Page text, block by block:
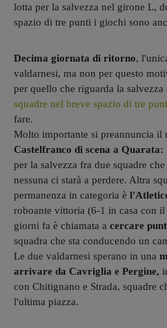
lotta per la salvezza nel girone L,
spazio di tre punti i giochi sono
Decima giornata di ritorno,
valdarnesi, ma non per questo
per quello che riguarda la
squadre nel breve spazio di tre
fare.
Molto importante si preannuncia il
Castelfranco di scena a Quarata:
per la salvezza fra due squadre
nessuna ci starà a perdere. Altra
permanenza in categoria è
roboante vittoria (6-1 in casa con il
giorni fa è chiamata a cercare
squadra che sta conducendo un
Le due valdarnesi sperano in una
arrivare da Cavriglia e Pergine,
con Chitignano e Strada, squadre
l'ultima piazza.